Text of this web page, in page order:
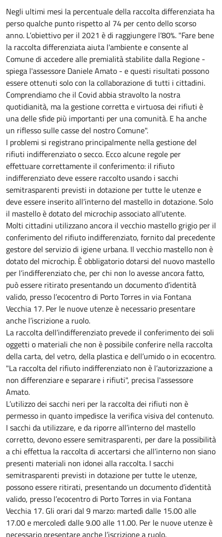
Negli ultimi mesi la percentuale della raccolta differenziata ha
perso qualche punto rispetto al 74 per cento dello scorso
anno. L’obiettivo per il 2021 è di raggiungere l’80%. "Fare bene
la raccolta differenziata aiuta l'ambiente e consente al
Comune di accedere alle premialità stabilite dalla Regione -
spiega l'assessore Daniele Amato - e questi risultati possono
essere ottenuti solo con la collaborazione di tutti i cittadini.
Comprendiamo che il Covid abbia stravolto la nostra
quotidianità, ma la gestione corretta e virtuosa dei rifiuti è
una delle sfide più importanti per una comunità. E ha anche
un riflesso sulle casse del nostro Comune".
I problemi si registrano principalmente nella gestione del
rifiuti indifferenziato o secco. Ecco alcune regole per
effettuare correttamente il conferimento: il rifiuto
indifferenziato deve essere raccolto usando i sacchi
semitrasparenti previsti in dotazione per tutte le utenze e
deve essere inserito all’interno del mastello in dotazione. Solo
il mastello è dotato del microchip associato all'utente.
Molti cittadini utilizzano ancora il vecchio mastello grigio per il
conferimento del rifiuto indifferenziato, fornito dal precedente
gestore del servizio di igiene urbana. Il vecchio mastello non è
dotato del microchip. È obbligatorio dotarsi del nuovo mastello
per l’indifferenziato che, per chi non lo avesse ancora fatto,
può essere ritirato presentando un documento d’identità
valido, presso l’ecocentro di Porto Torres in via Fontana
Vecchia 17. Per le nuove utenze è necessario presentare
anche l’iscrizione a ruolo.
La raccolta dell’indifferenziato prevede il conferimento dei soli
oggetti o materiali che non è possibile conferire nella raccolta
della carta, del vetro, della plastica e dell’umido o in ecocentro.
"La raccolta del rifiuto indifferenziato non è l’autorizzazione a
non differenziare e separare i rifiuti", precisa l'assessore
Amato.
L’utilizzo dei sacchi neri per la raccolta dei rifiuti non è
permesso in quanto impedisce la verifica visiva del contenuto.
I sacchi da utilizzare, e da riporre all’interno del mastello
corretto, devono essere semitrasparenti, per dare la possibilità
a chi effettua la raccolta di accertarsi che all’interno non siano
presenti materiali non idonei alla raccolta. I sacchi
semitrasparenti previsti in dotazione per tutte le utenze,
possono essere ritirati, presentando un documento d’identità
valido, presso l’ecocentro di Porto Torres in via Fontana
Vecchia 17. Gli orari dal 9 marzo: martedì dalle 15.00 alle
17.00 e mercoledì dalle 9.00 alle 11.00. Per le nuove utenze è
necessario presentare anche l’iscrizione a ruolo.